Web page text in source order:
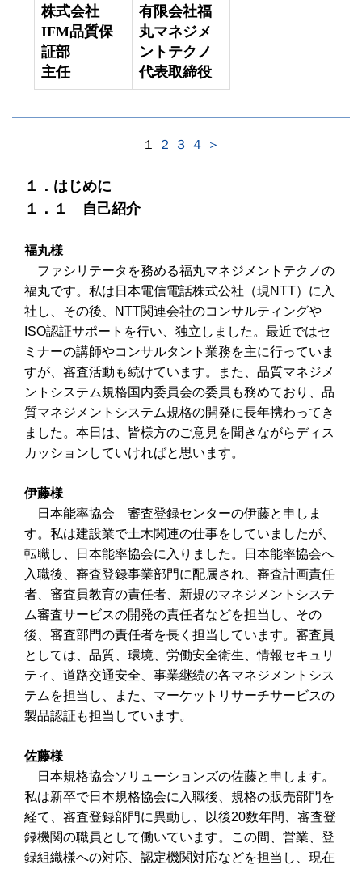
株式会社
IFM品質保
証部
主任
有限会社福
丸マネジメ
ントテクノ
代表取締役
１ ２ ３ ４ ＞
１．はじめに
１．１ 自己紹介
福丸様
ファシリテータを務める福丸マネジメントテクノの
福丸です。私は日本電信電話株式公社（現NTT）に入
社し、その後、NTT関連会社のコンサルティングや
ISO認証サポートを行い、独立しました。最近ではセ
ミナーの講師やコンサルタント業務を主に行っていま
すが、審査活動も続けています。また、品質マネジメ
ントシステム規格国内委員会の委員も務めており、品
質マネジメントシステム規格の開発に長年携わってき
ました。本日は、皆様方のご意見を聞きながらディス
カッションしていければと思います。
伊藤様
日本能率協会 審査登録センターの伊藤と申しま
す。私は建設業で土木関連の仕事をしていましたが、
転職し、日本能率協会に入りました。日本能率協会へ
入職後、審査登録事業部門に配属され、審査計画責任
者、審査員教育の責任者、新規のマネジメントシステ
ム審査サービスの開発の責任者などを担当し、その
後、審査部門の責任者を長く担当しています。審査員
としては、品質、環境、労働安全衛生、情報セキュリ
ティ、道路交通安全、事業継続の各マネジメントシス
テムを担当し、また、マーケットリサーチサービスの
製品認証も担当しています。
佐藤様
日本規格協会ソリューションズの佐藤と申します。
私は新卒で日本規格協会に入職後、規格の販売部門を
経て、審査登録部門に異動し、以後20数年間、審査登
録機関の職員として働いています。この間、営業、登
録組織様への対応、認定機関対応などを担当し、現在